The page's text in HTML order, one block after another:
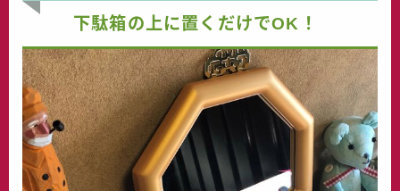
下駄箱の上に置くだけでOK！